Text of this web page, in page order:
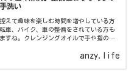
洗い
えて趣味を楽しむ時間を増やしている方
車、バイク、車の整備をされている方も
すね。クレンジングオイルで手や指の機
anzy.life